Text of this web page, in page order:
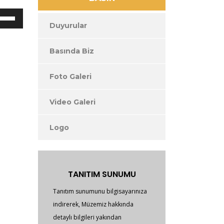
artırın
Duyurular
Basında Biz
Foto Galeri
Video Galeri
Logo
TANITIM SUNUMU
Tanıtım sunumunu bilgisayarınıza
indirerek, Müzemiz hakkında
detaylı bilgileri yakından